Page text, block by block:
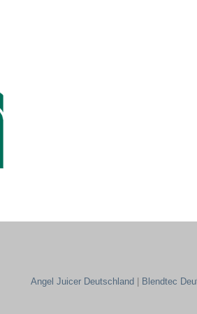
Angel Juicer Deutschland Blendtec